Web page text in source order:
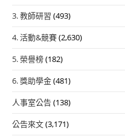
3. 教師研習 (493)
4. 活動&競賽(2,630)
5. 榮譽榜(182)
6. 獎助學金(481)
人事室公告(138)
公告來文(3,171)